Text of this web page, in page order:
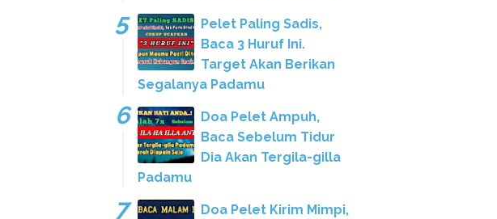
Pelet Paling Sadis,
Baca 3 Huruf Ini.
Target Akan Berikan
Segalanya Padamu
Doa Pelet Ampuh,
Baca Sebelum Tidur
Dia Akan Tergila-gilla
Padamu
Doa Pelet Kirim Mimpi,